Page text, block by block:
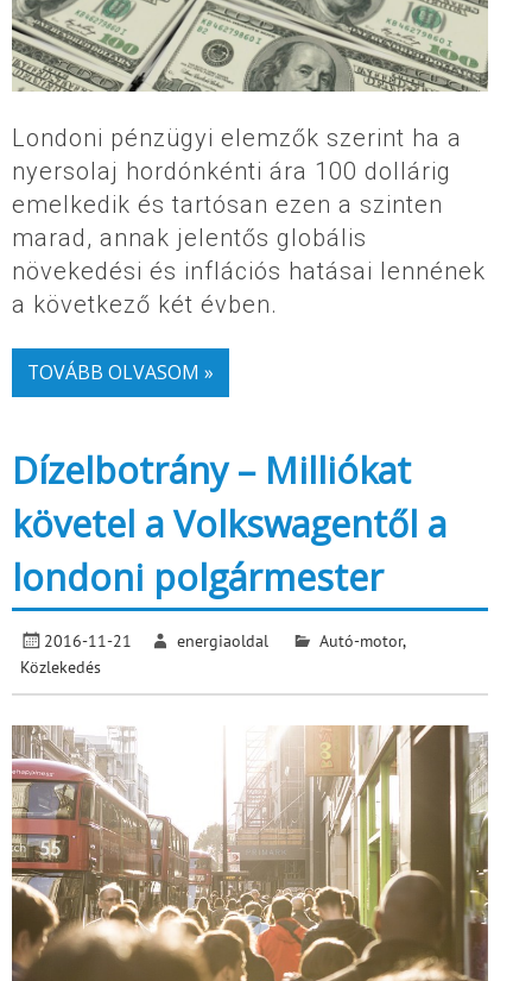
Londoni pénzügyi elemzők szerint ha a
nyersolaj hordónkénti ára 100 dollárig
emelkedik és tartósan ezen a szinten
marad, annak jelentős globális
növekedési és inflációs hatásai lennének
a következő két évben.
TOVÁBB OLVASOM »
Dízelbotrány – Milliókat
követel a Volkswagentől a
londoni polgármester
2016-11-21 energiaoldal Autó-motor,
Közlekedés